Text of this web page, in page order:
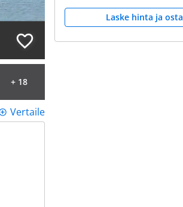
+ 18
Vertaile
Laske hinta ja osta